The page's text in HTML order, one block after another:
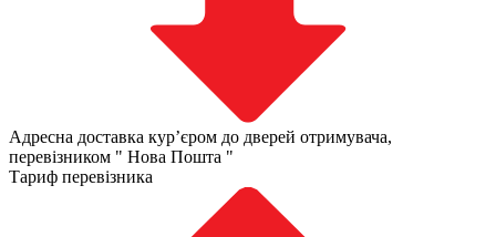
Адресна доставка курʼєром до дверей отримувача,
перевізником " Нова Пошта "
Тариф перевізника